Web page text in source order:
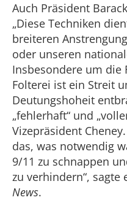
Auch Präsident
„Diese Techniken
breiteren
oder unseren
Insbesondere um die
Folterei ist ein Streit
Deutungshoheit
„fehlerhaft“ und
Vizepräsident
das, was notwendig
9/11 zu schnappen
zu verhindern“, sagte
News.